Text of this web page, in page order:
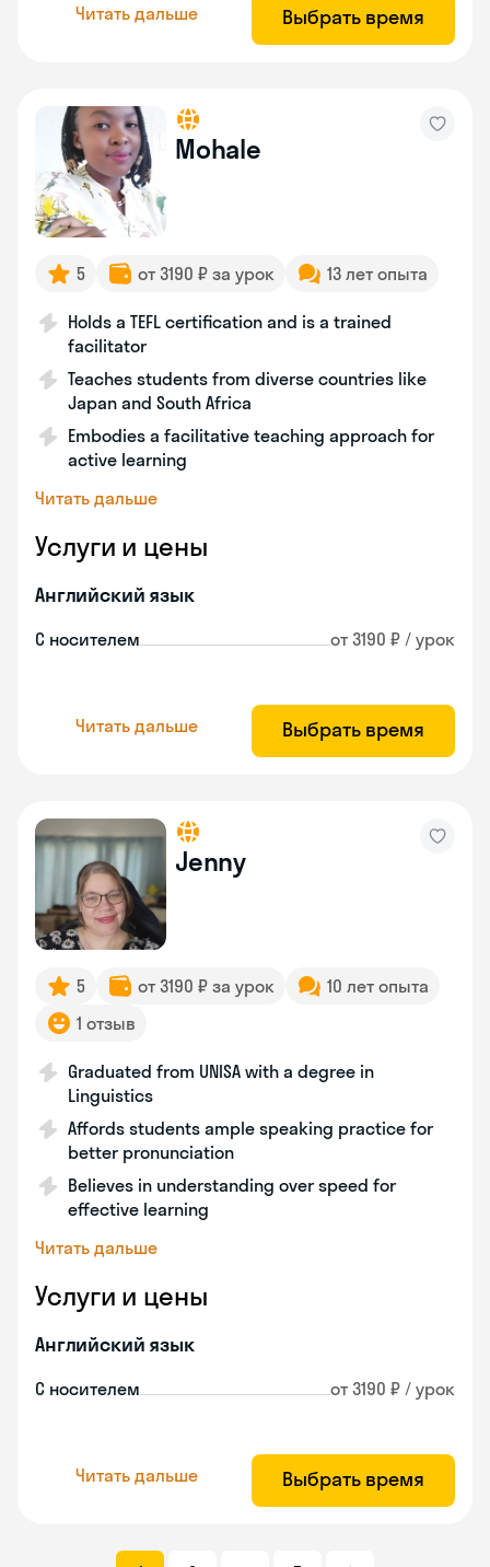
Читать дальше Выбрать время
Mohale
5 от 3190 ₽ за урок 13 лет опыта
Holds a TEFL certification and is a trained
facilitator
Teaches students from diverse countries like
Japan and South Africa
Embodies a facilitative teaching approach for
active learning
Читать дальше
Услуги и цены
Английский язык
С носителем от 3190 ₽ / урок
Читать дальше Выбрать время
Jenny
5 от 3190 ₽ за урок
10 лет опыта
1 отзыв
Graduated from UNISA with a degree in
Linguistics
Affords students ample speaking practice for
better pronunciation
Believes in understanding over speed for
effective learning
Читать дальше
Услуги и цены
Английский язык
С носителем от 3190 ₽ / урок
Читать дальше Выбрать время